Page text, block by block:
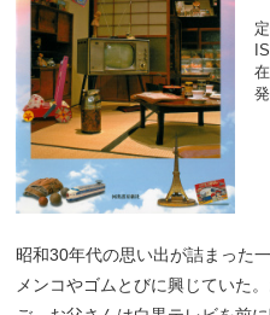
昭和30年代の思い出が詰まった
メンコやゴムとびに興じていた